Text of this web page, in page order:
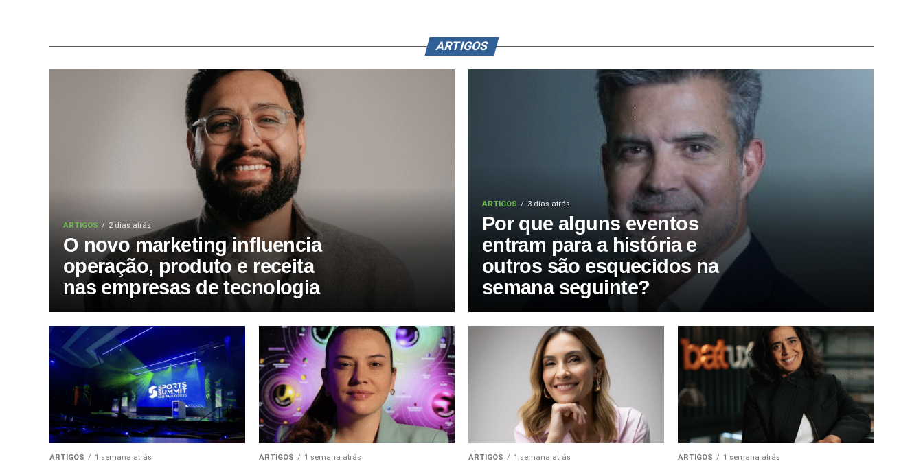
ARTIGOS
ARTIGOS 2 dias atrás
O novo marketing influencia
operação, produto e receita
nas empresas de tecnologia
ARTIGOS 3 dias atrás
Por que alguns eventos
entram para a história e
outros são esquecidos na
semana seguinte?
ARTIGOS 1 semana atrás ARTIGOS 1 semana atrás ARTIGOS 1 semana atrás ARTIGOS 1 semana atrás